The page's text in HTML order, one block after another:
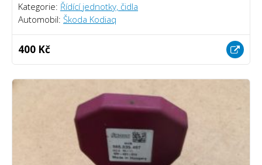
Kategorie: Řídící jednotky, čidla
Automobil: Škoda Kodiaq
400 Kč